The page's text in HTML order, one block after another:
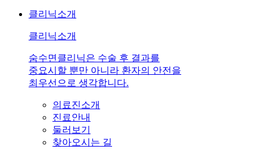
클리닉소개
클리닉소개
숨수면클리닉은 수술 후 결과를
중요시할 뿐만 아니라 환자의 안전을
최우선으로 생각합니다.
의료진소개
진료안내
둘러보기
찾아오시는 길